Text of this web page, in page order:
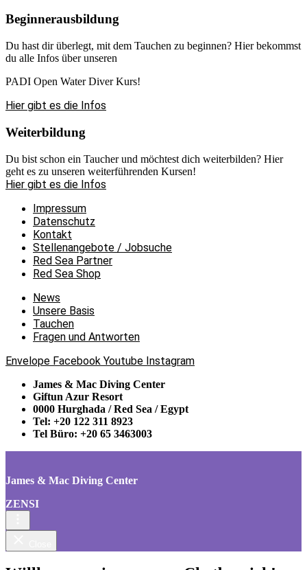
Beginnerausbildung
Du hast dir überlegt, mit dem Tauchen zu beginnen? Hier bekommst
du alle Infos über unseren
PADI Open Water Diver Kurs!
Hier gibt es die Infos
Weiterbildung
Du bist schon ein Taucher und möchtest dich weiterbilden? Hier
geht es zu unseren weiterführenden Kursen!
Hier gibt es die Infos
Impressum
Datenschutz
Kontakt
Stellenangebote / Jobsuche
Red Sea Partner
Red Sea Shop
News
Unsere Basis
Tauchen
Fragen und Antworten
Envelope Facebook Youtube Instagram
James & Mac Diving Center
Giftun Azur Resort
0000 Hurghada / Red Sea / Egypt
Tel: +20 122 311 8923
Tel Büro: +20 65 3463003
James & Mac Diving Center
ZENSI